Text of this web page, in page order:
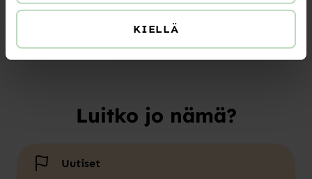
KIELLÄ
Luitko jo nämä?
Uutiset